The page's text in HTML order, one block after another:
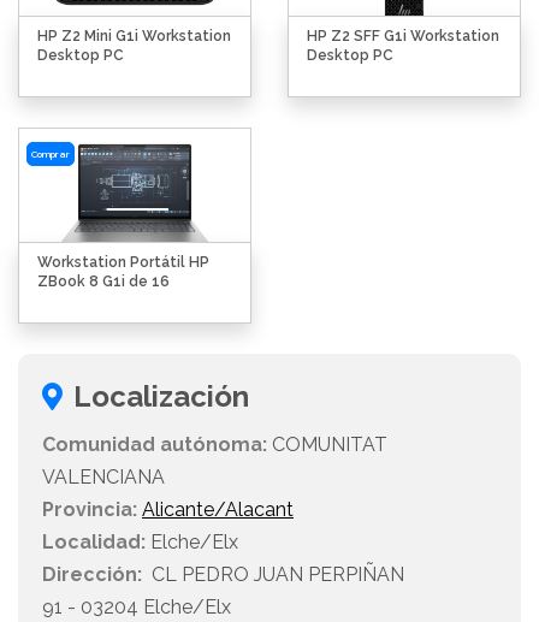
HP Z2 Mini G1i Workstation
Desktop PC
HP Z2 SFF G1i Workstation
Desktop PC
Comprar
Workstation Portátil HP
ZBook 8 G1i de 16
Localización
Comunidad autónoma: COMUNITAT
VALENCIANA
Provincia: Alicante/Alacant
Localidad: Elche/Elx
Dirección: CL PEDRO JUAN PERPIÑAN
91 - 03204 Elche/Elx